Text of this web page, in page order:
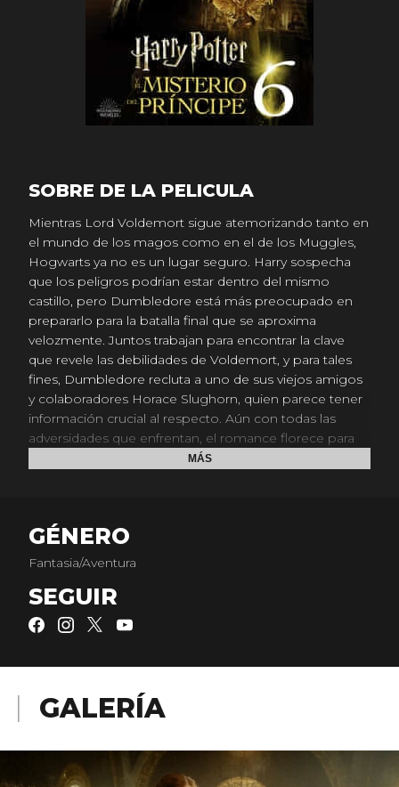
SOBRE DE LA PELICULA
Mientras Lord Voldemort sigue atemorizando tanto en
el mundo de los magos como en el de los Muggles,
Hogwarts ya no es un lugar seguro. Harry sospecha
que los peligros podrían estar dentro del mismo
castillo, pero Dumbledore está más preocupado en
prepararlo para la batalla final que se aproxima
velozmente. Juntos trabajan para encontrar la clave
que revele las debilidades de Voldemort, y para tales
fines, Dumbledore recluta a uno de sus viejos amigos
y colaboradores Horace Slughorn, quien parece tener
información crucial al respecto. Aún con todas las
adversidades que enfrentan, el romance florece para
Harry, Ron, Hermione y sus compañeros de clase. El
MÁS
GÉNERO
Fantasia/Aventura
SEGUIR
GALERÍA